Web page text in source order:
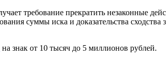
требование прекратить незаконные
суммы иска и доказательства
на знак от 10 тысяч до 5 миллионов рублей.